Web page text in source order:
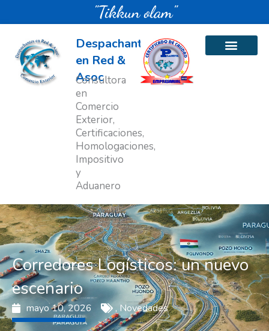
al
contenido
"Tikkun olam"
Despachantes
en Red &
Asoc
Consultora
en
Comercio
Exterior,
Certificaciones,
Homologaciones,
Impositivo
y
Aduanero
Corredores Logísticos: un nuevo
escenario
mayo 10, 2026 , Novedades